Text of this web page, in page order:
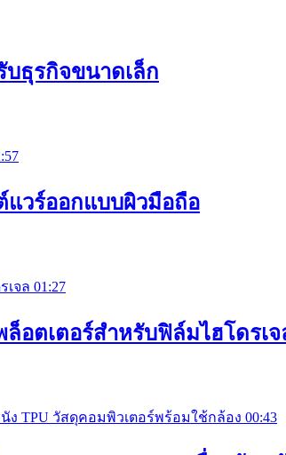
บธุรกิจขนาดเล็ก
แวร์ออกแบบผิวมือถือ
01:27
ล็อตเตอร์สำหรับฟิล์มไฮโดรเจ
00:43